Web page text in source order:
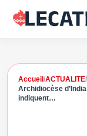
Accueil /ACTUALITE/
Archidiocèse
indiquent…